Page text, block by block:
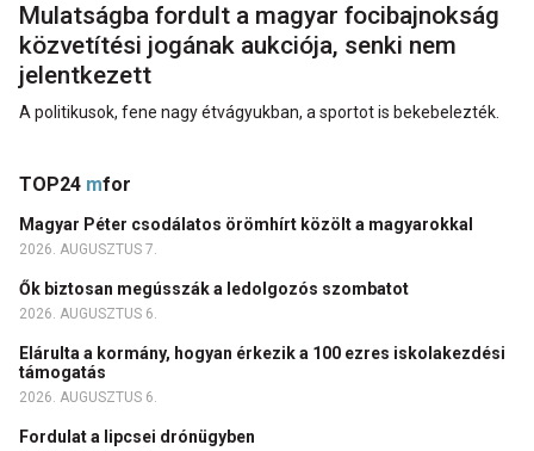
Mulatságba fordult a magyar focibajnokság
közvetítési jogának aukciója, senki nem
jelentkezett
A politikusok, fene nagy étvágyukban, a sportot is bekebelezték.
TOP24 mfor
Magyar Péter csodálatos örömhírt közölt a magyarokkal
2026. AUGUSZTUS 7.
Ők biztosan megússzák a ledolgozós szombatot
2026. AUGUSZTUS 6.
Elárulta a kormány, hogyan érkezik a 100 ezres iskolakezdési
támogatás
2026. AUGUSZTUS 6.
Fordulat a lipcsei drónügyben